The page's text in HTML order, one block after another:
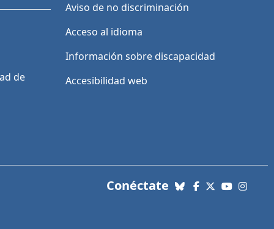
de
Aviso de no discriminación
Acceso al idioma
Información sobre discapacidad
Accesibilidad web
Conéctatecon nosotros.
Bluesky
Facebook
X (Twitter)
YouTube